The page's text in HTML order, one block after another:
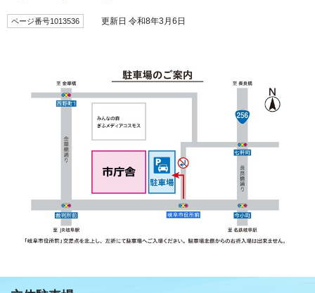
ページ番号1013536 更新日 令和8年3月6日